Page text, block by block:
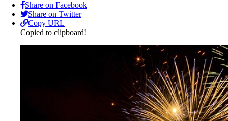
Share on Facebook
Share on Twitter
Copy URL
Copied to clipboard!